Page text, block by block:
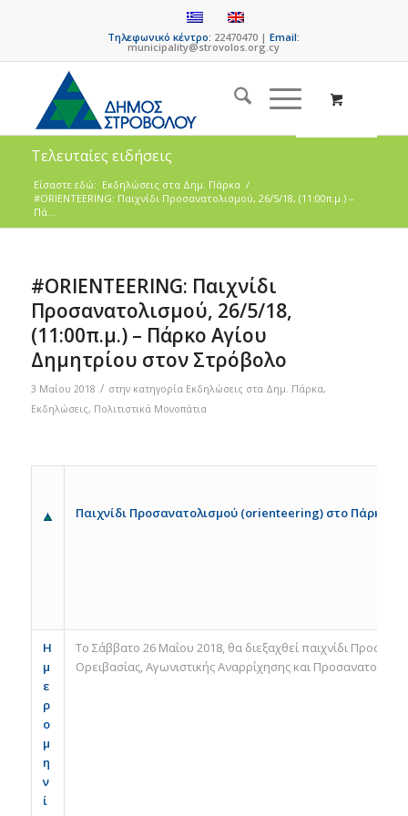
Τηλεφωνικό κέντρο: 22470470 |Email:
municipality@strovolos.org.cy
Τελευταίες ειδήσεις
Είσαστε εδώ: Eκδηλώσεις στα Δημ. Πάρκα /
#ORIENTEERING: Παιχνίδι Προσανατολισμού, 26/5/18, (11:00π.μ.) –
Πά...
#ORIENTEERING: Παιχνίδι
Προσανατολισμού, 26/5/18,
(11:00π.μ.) – Πάρκο Αγίου
Δημητρίου στον Στρόβολο
3 Μαΐου 2018 / στην κατηγορία Eκδηλώσεις στα Δημ. Πάρκα,
Εκδηλώσεις, Πολιτιστικά Μονοπάτια
Παιχνίδι Προσανατολισμού (orienteering) στο Πάρκο
Η
μ
ε
ρ
ο
μ
η
ν
ί
Το Σάββατο 26 Μαΐου 2018, θα διεξαχθεί παιχνίδι
Ορειβασίας, Αγωνιστικής Αναρρίχησης και